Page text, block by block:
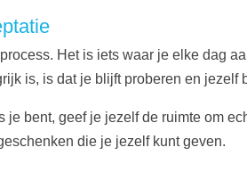
Het is iets waar je elke dag
is, is dat je blijft proberen en jezelf
je bent, geef je jezelf de ruimte om
die je jezelf kunt geven.